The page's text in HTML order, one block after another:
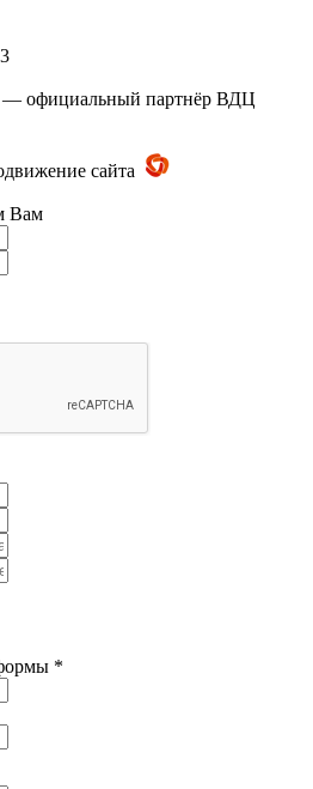
— официальный партнёр ВДЦ
сайта
Вам
*